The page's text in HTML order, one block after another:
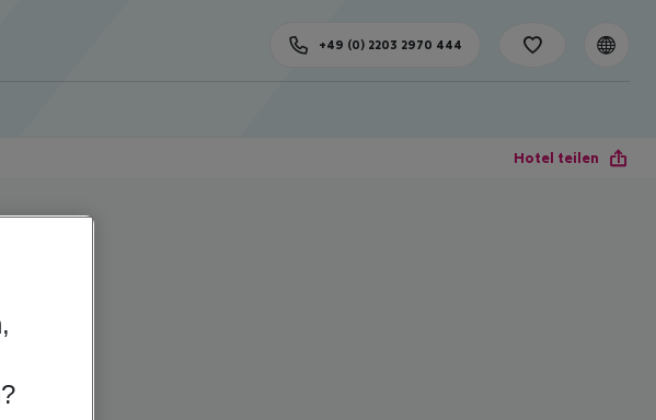
+49 (0) 2203 2970 444
Hotel teilen